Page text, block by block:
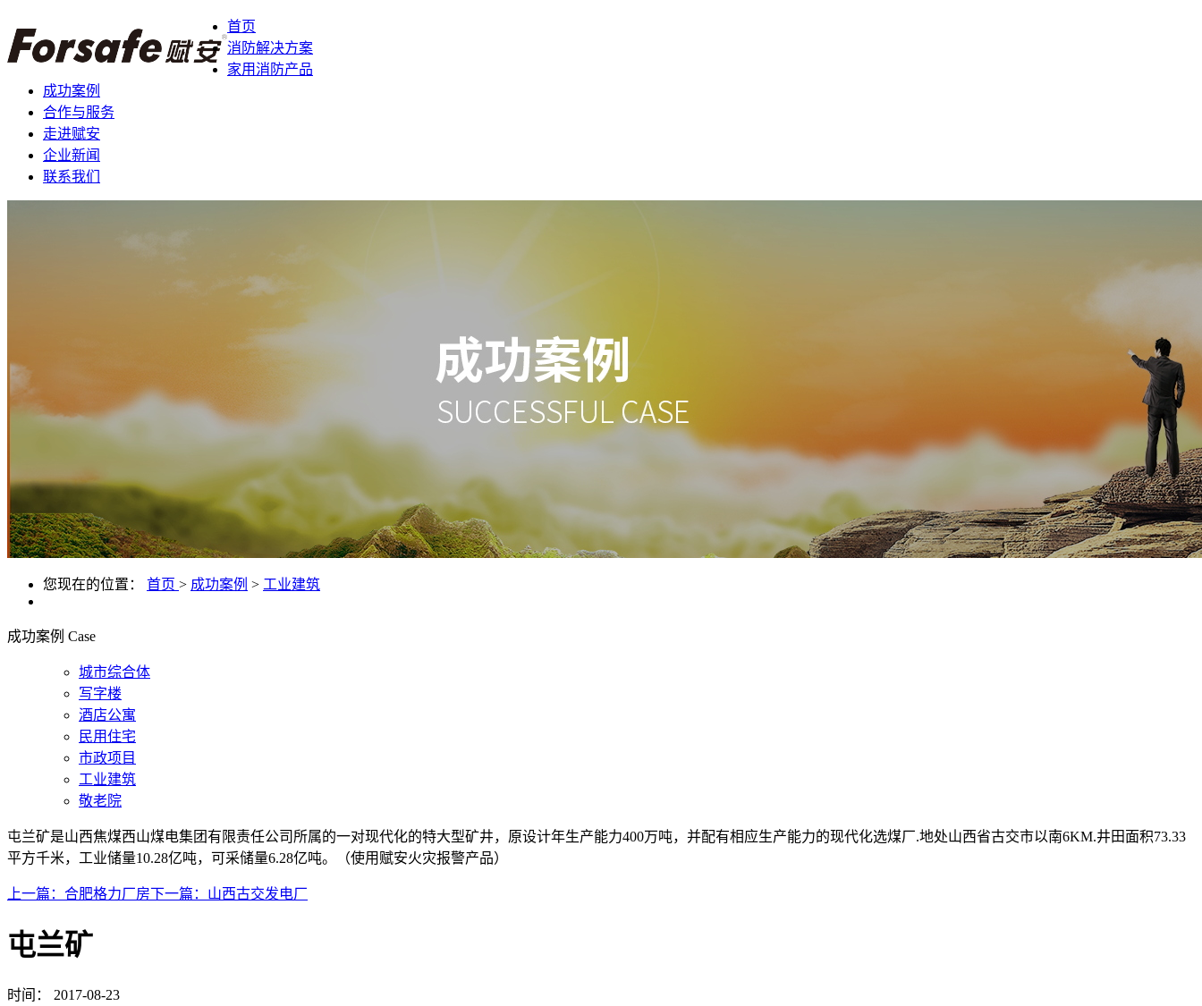
首页
消防解决方案
家用消防产品
成功案例
合作与服务
走进赋安
企业新闻
联系我们
您现在的位置： 首页 > 成功案例 > 工业建筑
成功案例 Case
城市综合体
写字楼
酒店公寓
民用住宅
市政项目
工业建筑
敬老院
屯兰矿是山西焦煤西山煤电集团有限责任公司所属的一对现代化的特大型矿井，原设计年生产能力400万吨，并配有相应生产能力的现代化选煤厂.地处山西省古交市以南6KM.井田面积73.33
平方千米，工业储量10.28亿吨，可采储量6.28亿吨。（使用赋安火灾报警产品）
上一篇： 合肥格力厂房下一篇： 山西古交发电厂
屯兰矿
时间：
2017-08-23